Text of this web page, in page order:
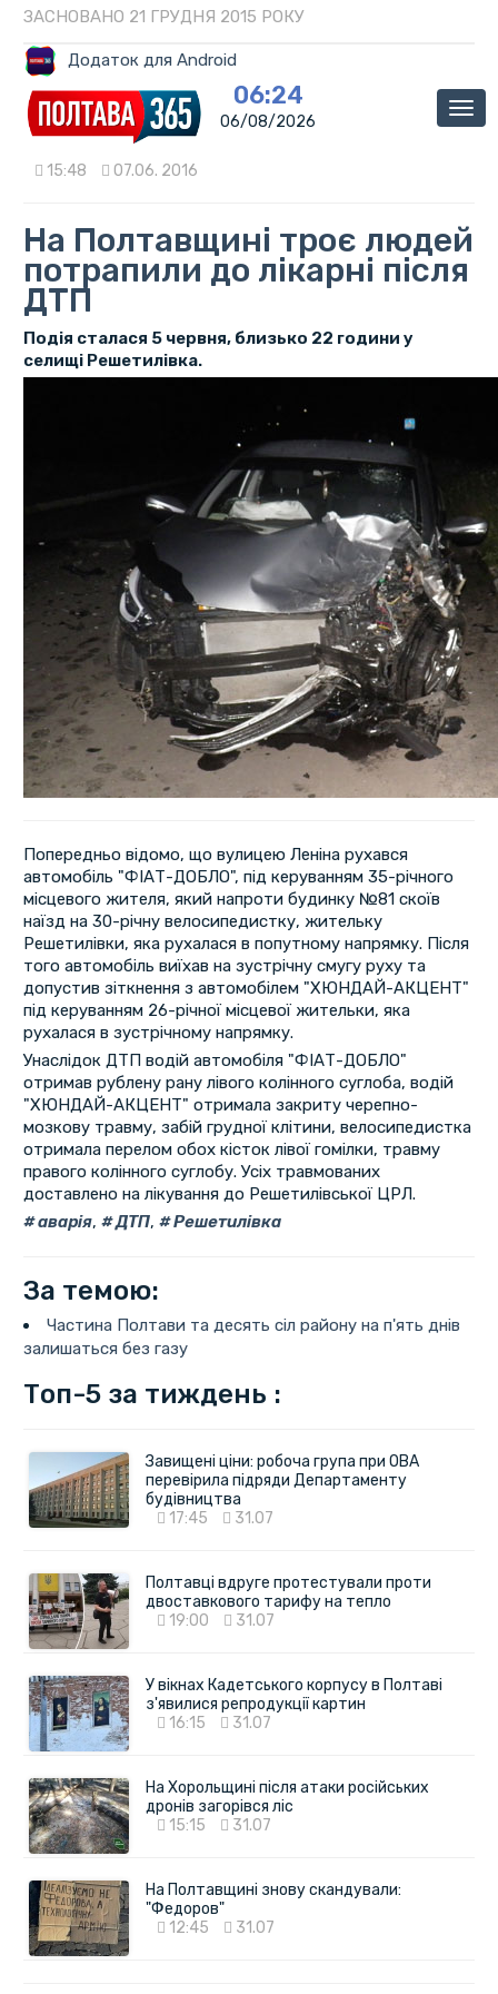
ЗАСНОВАНО 21 ГРУДНЯ 2015 РОКУ
Додаток для Android
06:24
06/08/2026
15:48 07.06. 2016
На Полтавщині троє людей
потрапили до лікарні після
ДТП
Подія сталася 5 червня, близько 22 години у
селищі Решетилівка.
Попередньо відомо, що вулицею Леніна рухався
автомобіль "ФІАТ-ДОБЛО", під керуванням 35-річного
місцевого жителя, який напроти будинку №81 скоїв
наїзд на 30-річну велосипедистку, жительку
Решетилівки, яка рухалася в попутному напрямку. Після
того автомобіль виїхав на зустрічну смугу руху та
допустив зіткнення з автомобілем "ХЮНДАЙ-АКЦЕНТ"
під керуванням 26-річної місцевої жительки, яка
рухалася в зустрічному напрямку.
Унаслідок ДТП водій автомобіля "ФІАТ-ДОБЛО"
отримав рублену рану лівого колінного суглоба, водій
"ХЮНДАЙ-АКЦЕНТ" отримала закриту черепно-
мозкову травму, забій грудної клітини, велосипедистка
отримала перелом обох кісток лівої гомілки, травму
правого колінного суглобу. Усіх травмованих
доставлено на лікування до Решетилівської ЦРЛ.
аварія, ДТП, Решетилівка
За темою:
Частина Полтави та десять сіл району на п'ять днів
залишаться без газу
Топ-5 за тиждень :
Завищені ціни: робоча група при ОВА
перевірила підряди Департаменту
будівництва
17:45
31.07
Полтавці вдруге протестували проти
двоставкового тарифу на тепло
19:00
31.07
У вікнах Кадетського корпусу в Полтаві
з'явилися репродукції картин
16:15
31.07
На Хорольщині після атаки російських
дронів загорівся ліс
15:15
31.07
На Полтавщині знову скандували:
"Федоров"
12:45
31.07